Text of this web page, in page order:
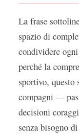
La frase
spazio di
condividere
perché la
sportivo, questo
compagni —
decisioni
senza bisogno